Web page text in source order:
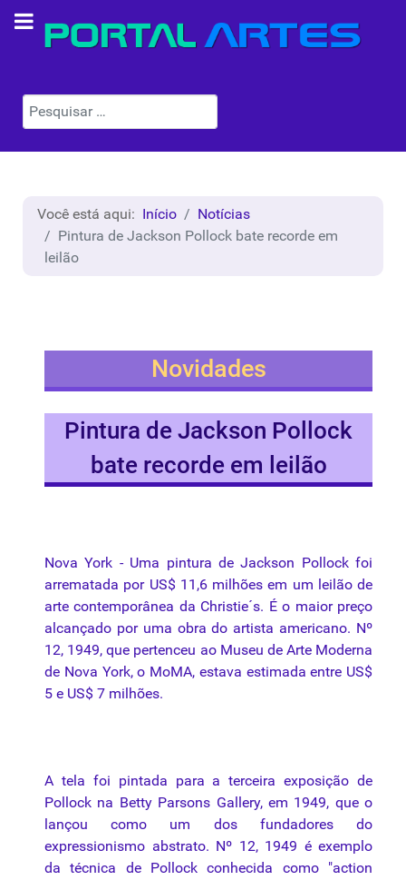
Pesquisar
Você está aqui: Início
Notícias
Pintura de Jackson Pollock bate recorde em
leilão
Novidades
Pintura de Jackson Pollock
bate recorde em leilão
Nova York - Uma pintura de Jackson Pollock foi
arrematada porUS$ 11,6 milhões em um leilãode
arte contemporânea da Christie´s. Éo maior preço
alcançado por uma obra do artista americano. Nº
12, 1949,que pertenceu ao Museu de Arte Moderna
de Nova York, o MoMA, estava estimada entre US$
5 e US$ 7 milhões.
A tela foi pintada para aterceira exposição de
Pollock na Betty Parsons Gallery, em 1949, queo
lançou
como um dos fundadoresdo
expressionismo abstrato. Nº 12, 1949 é exemplo
da técnica de Pollock conhecida como"action